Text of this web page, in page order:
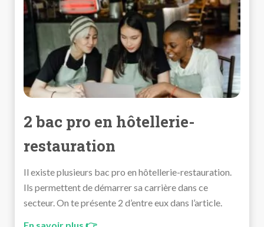
2 bac pro en hôtellerie-
restauration
Il existe plusieurs bac pro en hôtellerie-restauration.
Ils permettent de démarrer sa carrière dans ce
secteur. On te présente 2 d’entre eux dans l’article.